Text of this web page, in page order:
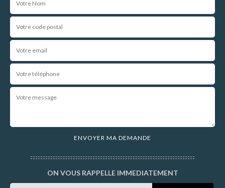
ON VOUS RAPPELLE IMMEDIATEMENT